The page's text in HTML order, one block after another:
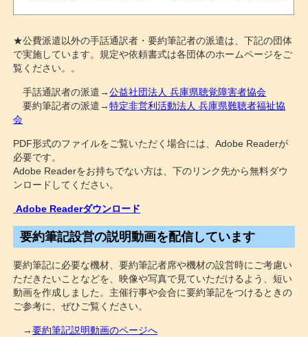
★公費派遣以外の手話通訳者・要約筆記者の派遣は、下記の団体
で実施しています。規定や依頼書式は各団体のホームページをご
覧ください。。
手話通訳者の派遣→公益社団法人 兵庫県聴覚障害者協会
要約筆記者の派遣→特定非営利活動法人 兵庫県難聴者福祉協
会
PDF形式のファイルをご覧いただく場合には、Adobe Readerが
必要です。
Adobe Readerをお持ちでない方は、下のリンク先から無料ダウ
ンロードしてください。
Adobe Readerダウンロード
要約筆記設営の説明動画を配信しています
要約筆記に必要な機材、要約筆記者席や機材の設営時にご考慮い
ただきたいことなどを、映像や写真で見ていただけるよう、短い
動画を作成しました。主催行事や会合に要約筆記をつけるときの
ご参考に、ぜひご覧ください。
→要約筆記説明動画のページへ